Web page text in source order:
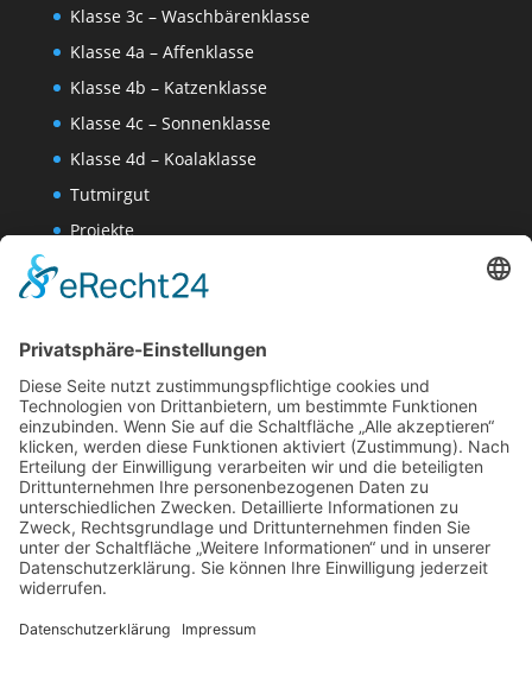
Klasse 3c – Waschbärenklasse
Klasse 4a – Affenklasse
Klasse 4b – Katzenklasse
Klasse 4c – Sonnenklasse
Klasse 4d – Koalaklasse
Tutmirgut
Projekte
Wissenschaften-AG
Datenschutzerklärung
Website Administration